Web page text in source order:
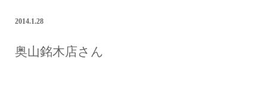
2014.1.28
奥山銘木店さん